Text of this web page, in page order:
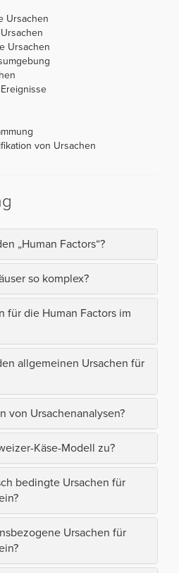
Ursachen
Ursachen
von Ursachen
„Human Factors“?
so komplex?
für die Human Factors im
allgemeinen Ursachen für
von Ursachenanalysen?
Käse-Modell zu?
bedingte Ursachen für
Ursachen für